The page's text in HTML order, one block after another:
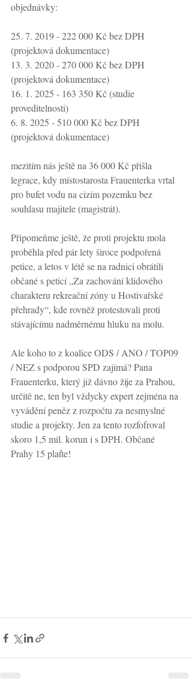
objednávky:
25. 7. 2019 - 222 000 Kč bez DPH
(projektová dokumentace)
13. 3. 2020 - 270 000 Kč bez DPH
(projektová dokumentace)
16. 1. 2025 - 163 350 Kč (studie
proveditelnosti)
6. 8. 2025 - 510 000 Kč bez DPH
(projektová dokumentace)
mezitím nás ještě na 36 000 Kč přišla
legrace, kdy místostarosta Frauenterka vrtal
pro bufet vodu na cizím pozemku bez
souhlasu majitele (magistrát).
Připomeňme ještě, že proti projektu mola
proběhla před pár lety široce podpořená
petice, a letos v létě se na radnici obrátili
občané s peticí „Za zachování klidového
charakteru rekreační zóny u Hostivařské
přehrady“, kde rovněž protestovali proti
stávajícímu nadměrnému hluku na molu.
Ale koho to z koalice ODS / ANO / TOP09
/ NEZ s podporou SPD zajímá? Pana
Frauenterku, který již dávno žije za Prahou,
určitě ne, ten byl vždycky expert zejména na
vyvádění peněz z rozpočtu za nesmyslné
studie a projekty. Jen za tento rozfofroval
skoro 1,5 mil. korun i s DPH. Občané
Prahy 15 plaťte!